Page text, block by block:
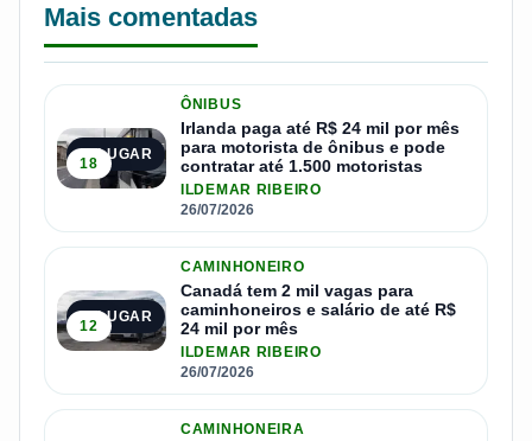
Mais comentadas
1º LUGAR
18
ÔNIBUS
Irlanda paga até R$ 24 mil por mês
para motorista de ônibus e pode
contratar até 1.500 motoristas
ILDEMAR RIBEIRO
26/07/2026
2º LUGAR
12
CAMINHONEIRO
Canadá tem 2 mil vagas para
caminhoneiros e salário de até R$
24 mil por mês
ILDEMAR RIBEIRO
26/07/2026
CAMINHONEIRA